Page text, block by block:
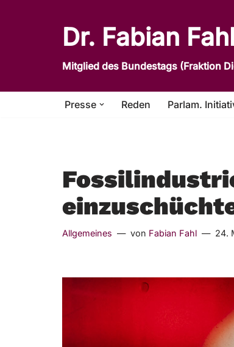
Dr. Fabian Fahl
Mitglied des Bundestags (Fraktion
Presse Reden Parlam.
Allgemeines von Fabian Fahl 24.